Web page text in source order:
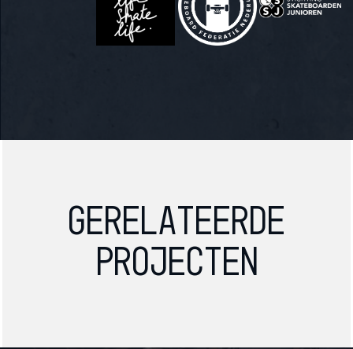
Gerelateerde
projecten